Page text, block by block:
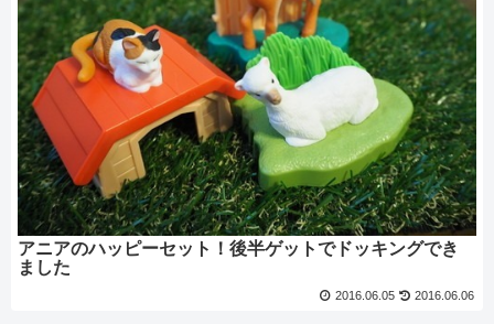
アニアのハッピーセット！後半ゲットでドッキングでき
ました
2016.06.05 2016.06.06